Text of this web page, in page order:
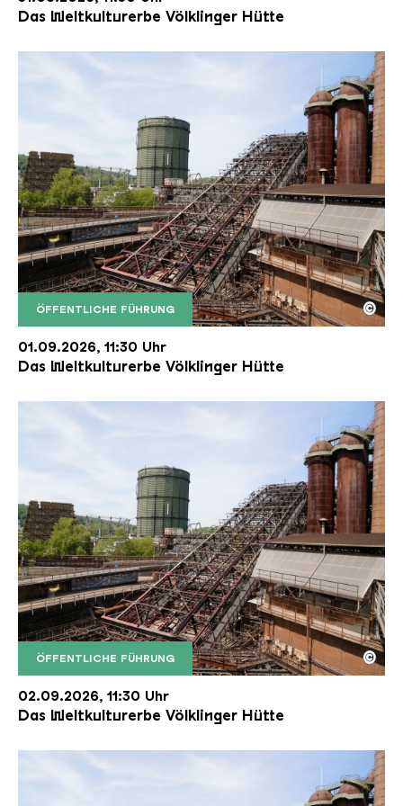
Das Weltkulturerbe Völklinger Hütte
ÖFFENTLICHE FÜHRUNG
Der Erzschrägaufzug der Völklinger Hütte mit
Copyright: Weltkulturerbe Völklinger Hütte | Karl
©
01.09.2026, 11:30 Uhr
Das Weltkulturerbe Völklinger Hütte
ÖFFENTLICHE FÜHRUNG
Der Erzschrägaufzug der Völklinger Hütte mit
Copyright: Weltkulturerbe Völklinger Hütte | Karl
©
02.09.2026, 11:30 Uhr
Das Weltkulturerbe Völklinger Hütte